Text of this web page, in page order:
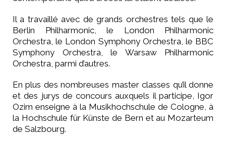
Il a travaillé avec de grands orchestres tels que le
Berlin Philharmonic, le London Philharmonic
Orchestra, le London Symphony Orchestra, le BBC
Symphony Orchestra, le Warsaw Philharmonic
Orchestra, parmi d’autres.
En plus des nombreuses master classes qu’il donne
et des jurys de concours auxquels il participe, Igor
Ozim enseigne à la Musikhochschule de Cologne, à
la Hochschule für Künste de Bern et au Mozarteum
de Salzbourg.